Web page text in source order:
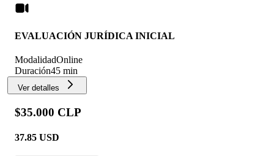
EVALUACIÓN JURÍDICA INICIAL
ModalidadOnline
Duración45 min
Ver detalles
$35.000 CLP
37.85 USD